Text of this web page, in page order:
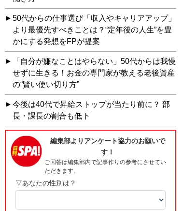
50代からの仕事選び「収入やキャリアアップ」
より最優先すべきことは？“定年後の人生”を豊
かにする発想をFPが提案
「自分が嫌なことはやらない」50代からは我慢
せずに生きる！お金の専門家が教える老後資産
の“賢い使い切り方”
今後は40代で昇給ストップが当たり前に？ 部
長・課長の割合も低下